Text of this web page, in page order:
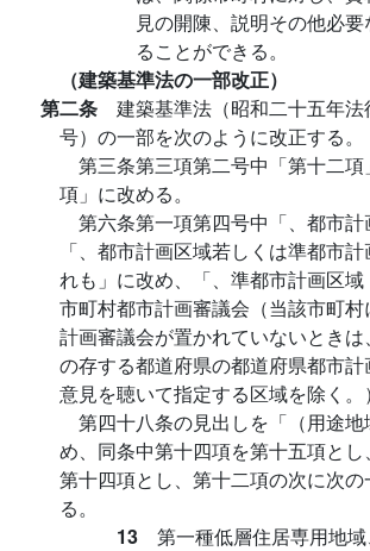
見の開陳、説明その他必
ることができる。
（建築基準法の一部改正）
第二条 建築基準法（昭和二十五年法
号）の一部を次のように改正する。
第三条第三項第二号中「第十二
項」に改める。
第六条第一項第四号中「、都市
「、都市計画区域若しくは準都市
れも」に改め、「、準都市計画区
市町村都市計画審議会（当該市町
計画審議会が置かれていないとき
の存する都道府県の都道府県都市
意見を聴いて指定する区域を除く。
第四十八条の見出しを「（用途
め、同条中第十四項を第十五項と
第十四項とし、第十二項の次に次の
る。
13 第一種低層住居専用地